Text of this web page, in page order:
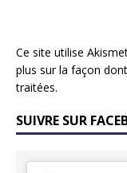
Ce site utilise
plus sur la façon
traitées.
SUIVRE SUR